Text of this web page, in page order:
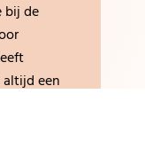
bij de
een